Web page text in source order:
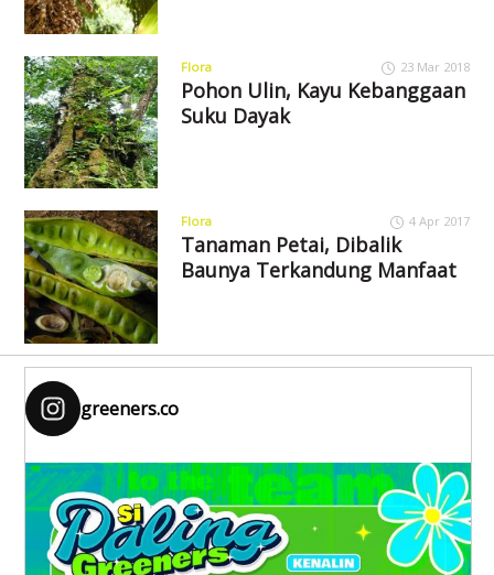
Flora 23 Mar 2018
Pohon Ulin, Kayu Kebanggaan
Suku Dayak
Flora 4 Apr 2017
Tanaman Petai, Dibalik
Baunya Terkandung Manfaat
greeners.co